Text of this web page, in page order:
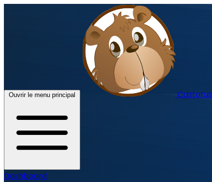
Ouvrir le menu principal Castorus
Dashboard